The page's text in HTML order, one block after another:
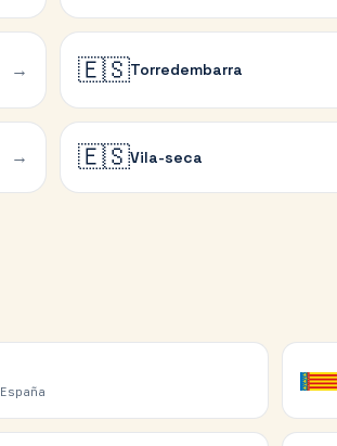
→ 🇪🇸Torredembarra
→ 🇪🇸Vila-seca
España